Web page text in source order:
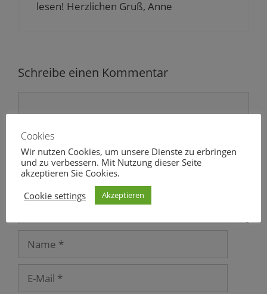
e
n
f
n
)
lesen! Herzlichen Gruß, Anne
Schreibe einen Kommentar
Mail
Cookies
Wir nutzen Cookies, um unsere Dienste zu erbringen
und zu verbessern. Mit Nutzung dieser Seite
akzeptieren Sie Cookies.
Cookie settings
Akzeptieren